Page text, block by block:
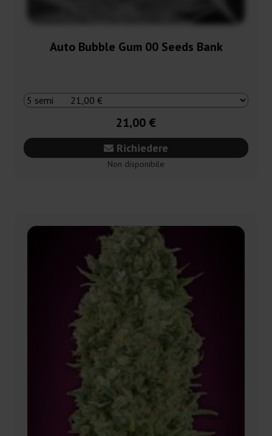
Auto Bubble Gum 00 Seeds Bank
21,00 €
Richiedere
Non disponibile